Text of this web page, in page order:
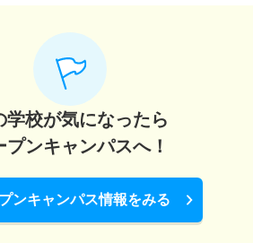
学校が気になったら
プンキャンパスへ！
ンキャンパス情報をみる